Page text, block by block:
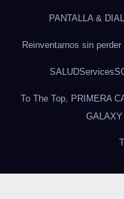
PANTALLA & DIAL
Reinventarnos sin
SALUDServices
To The Top, PRIMERA